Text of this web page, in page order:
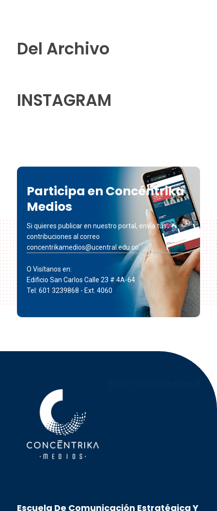
Del Archivo
INSTAGRAM
Participa en Concéntrika
Medios
Si quieres publicar en nuestro portal, envía tus
contribuciones al correo
concentrikamedios@ucentral.edu.co
O Visítanos en:
Edificio San Carlos Calle 23 # 4A-64
Tel: 601 3239868 - Ext. 4060
Escuela De Comunicación Estratégica Y